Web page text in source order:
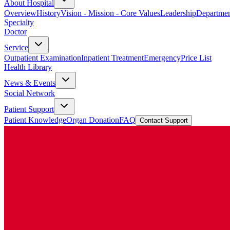
About Hospital
OverviewHistoryVision - Mission - Core ValuesLeadership
Specialty
Doctor
Service
Outpatient ExaminationInpatient TreatmentEmergencyPrice List
Health Library
News & Events
Social Network
Patient Support
Patient KnowledgeOrgan DonationFAQ Contact Support